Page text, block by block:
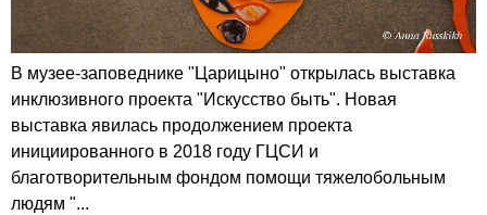
В музее-заповеднике "Царицыно" открылась выставка
инклюзивного проекта "Искусство быть". Новая
выставка явилась продолжением проекта
инициированного в 2018 году ГЦСИ и
благотворительным фондом помощи тяжелобольным
людям "...